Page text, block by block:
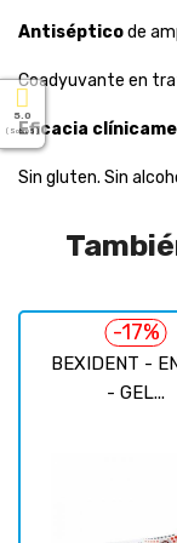
Antisépticode
Coadyuvante en
Eficacia
Sin gluten. Sin
BEXIDENT -
- GEL...
-17%
5.0
( Sobre 5 )